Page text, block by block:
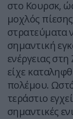
στο Κουρσκ,
μοχλός
στρατεύματα
σημαντική
ενέργειας
είχε
πολέμου.
τεράστιο
σημαντικές